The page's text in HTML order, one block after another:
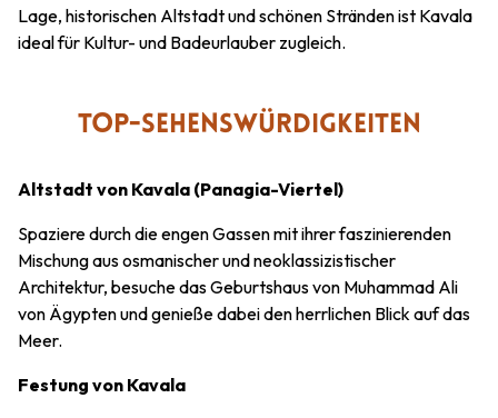
Lage, historischen Altstadt und schönen Stränden ist Kavala
ideal für Kultur- und Badeurlauber zugleich.
TOP-SEHENSWÜRDIGKEITEN
Altstadt von Kavala (Panagia-Viertel)
Spaziere durch die engen Gassen mit ihrer faszinierenden
Mischung aus osmanischer und neoklassizistischer
Architektur, besuche das Geburtshaus von Muhammad Ali
von Ägypten und genieße dabei den herrlichen Blick auf das
Meer.
Festung von Kavala